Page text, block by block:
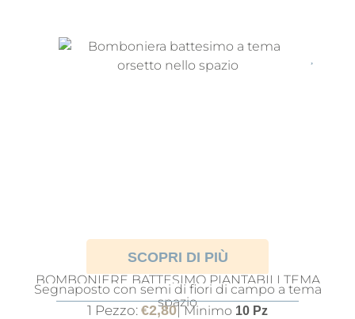
SCOPRI DI PIÙ
BOMBONIERE BATTESIMO PIANTABILI TEMA
ORSETTO SPAZIALE
Segnaposto con semi di fiori di campo a tema
spazio
1 Pezzo: €2,80| Minimo 10 Pz